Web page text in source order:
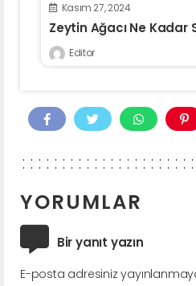
Kasım 27, 2024
Zeytin Ağacı Ne Kadar
Editor
YORUMLAR
Bir yanıt yazın
E-posta adresiniz